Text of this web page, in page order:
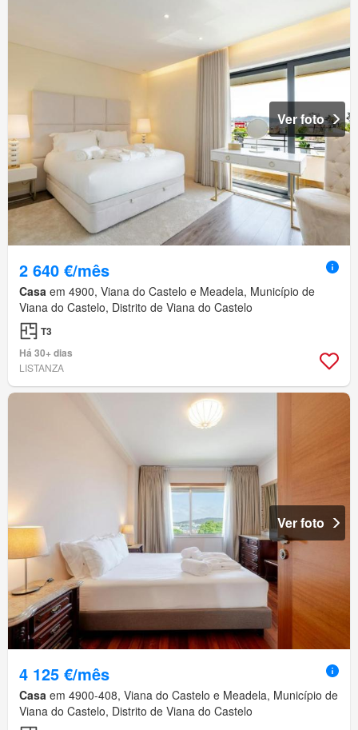
Ver foto
2 640 €/mês
Casa em 4900, Viana do Castelo e Meadela, Município de
Viana do Castelo, Distrito de Viana do Castelo
T3
Há 30+ dias
LISTANZA
Ver foto
4 125 €/mês
Casa em 4900-408, Viana do Castelo e Meadela, Município de
Viana do Castelo, Distrito de Viana do Castelo